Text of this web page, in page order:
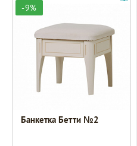
-9%
Банкетка Бетти №2